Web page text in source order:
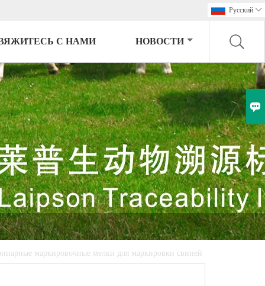
Pусский 
С НАМИ НОВОСТИ
маркировочные мелки для маркировки свиней
